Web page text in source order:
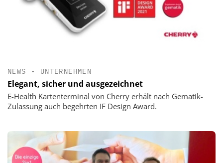
NEWS • UNTERNEHMEN
Elegant, sicher und ausgezeichnet
E-Health Kartenterminal von Cherry erhält nach Gematik-
Zulassung auch begehrten IF Design Award.